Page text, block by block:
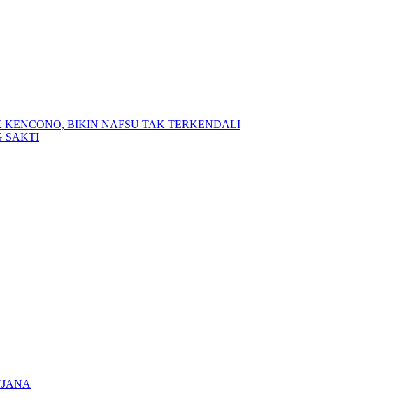
KENCONO, BIKIN NAFSU TAK TERKENDALI
SAKTI